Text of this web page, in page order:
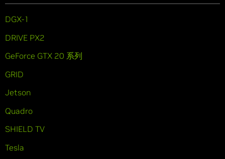
DGX-1
DRIVE PX2
GeForce GTX 20 系列
GRID
Jetson
Quadro
SHIELD TV
Tesla